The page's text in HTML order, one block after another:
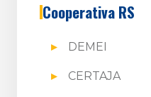
Cooperativa RS
DEMEI
CERTAJA